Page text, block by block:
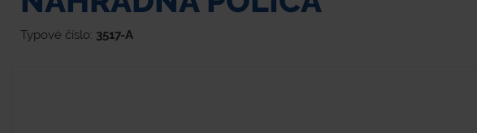
Typové číslo: 3517-A